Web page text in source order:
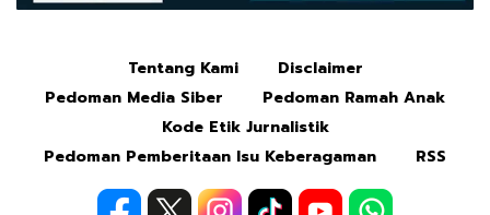
Tentang Kami
Disclaimer
Pedoman Media Siber
Pedoman Ramah Anak
Kode Etik Jurnalistik
Pedoman Pemberitaan Isu Keberagaman
RSS